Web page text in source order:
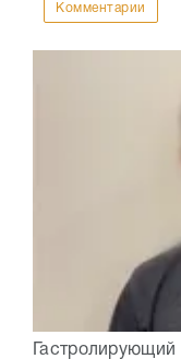
Комментарии